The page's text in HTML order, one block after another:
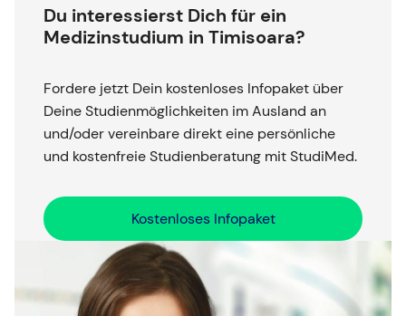
Du interessierst Dich für ein
Medizinstudium in Timisoara?
Fordere jetzt Dein kostenloses Infopaket über
Deine Studienmöglichkeiten im Ausland an
und/oder vereinbare direkt eine persönliche
und kostenfreie Studienberatung mit StudiMed.
Kostenloses Infopaket